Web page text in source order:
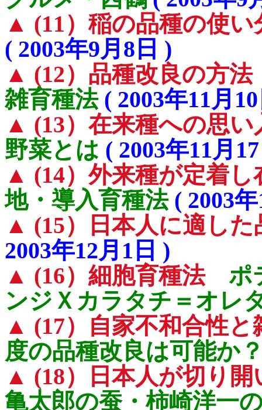
▲ (11）稲の品種の使い
( 2003年9月8日 )
▲ (12）品種改良の方法
雑育種法( 2003年11月
▲ (13）在来種への思い
野菜とは ( 2003年11月
▲ (14）外来種が定着し
地・導入育種法( 2003
▲ (15）日本人に適した
2003年12月1日 )
▲ (16）細胞育種法ポ
ンジＸカラタチ＝オレ
▲ (17）自家不和合性と
度の品種改良は可能か
▲ (18）日本人が切り
亀太郎の蚕・柿崎洋一